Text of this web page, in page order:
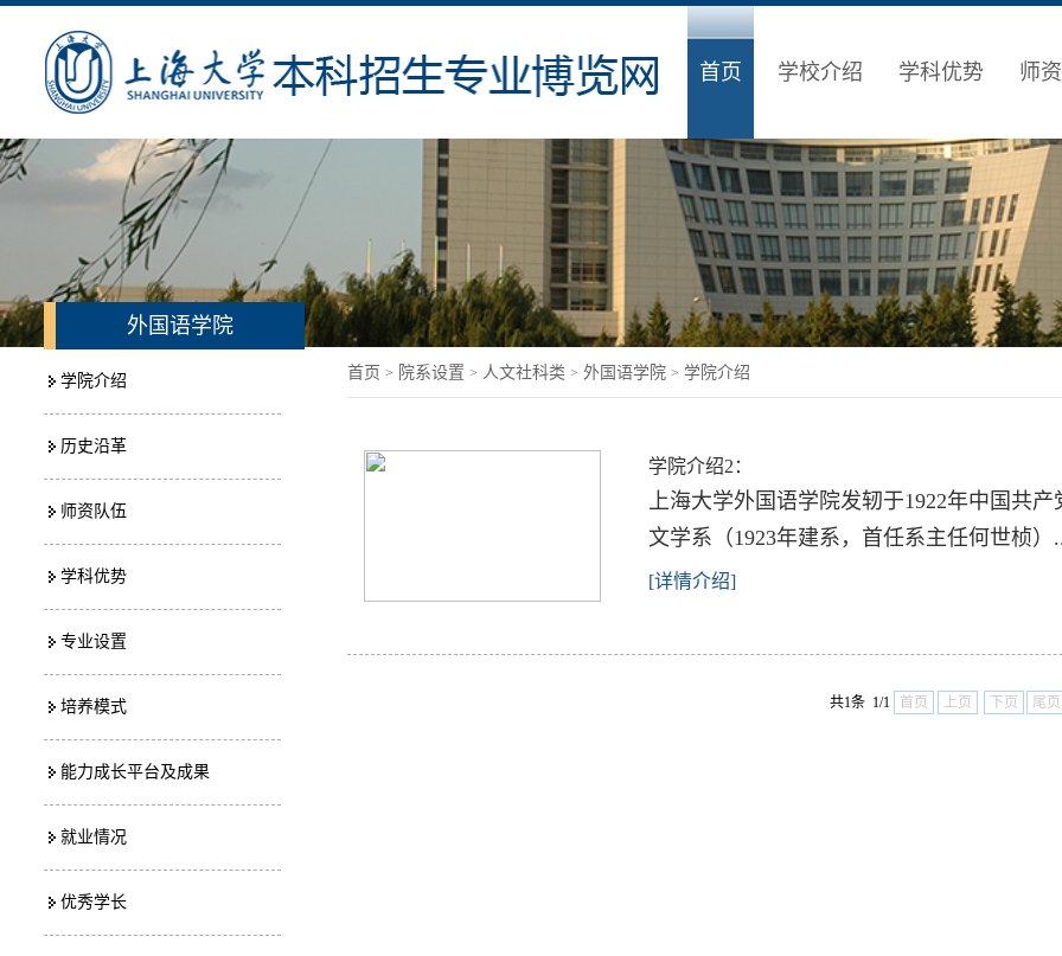
首页 学校介绍 学科优势 师
外国语学院
学院介绍
历史沿革
师资队伍
学科优势
专业设置
培养模式
能力成长平台及成果
就业情况
优秀学长
首页 > 院系设置 > 人文社科类 > 外国语学院 > 学院介绍
学院介绍2：
上海大学外国语学院发轫于1922年中国共
文学系（1923年建系，首任系主任何世桢）
[详情介绍]
共1条 1/1 首页 上页 下页 尾页